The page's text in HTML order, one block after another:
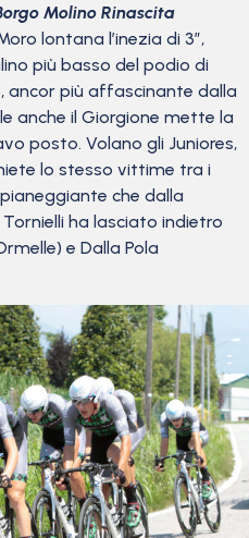
Molino Rinascita
lontana l’inezia di 3”,
più basso del podio di
ancor più affascinante dalla
anche il Giorgione mette la
posto. Volano gli Juniores,
lo stesso vittime tra i
che dalla
ha lasciato indietro
e Dalla Pola